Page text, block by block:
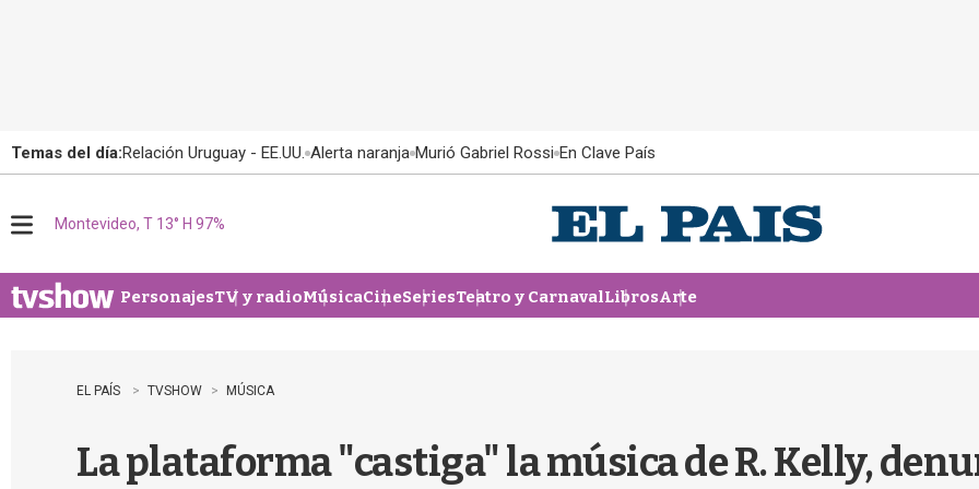
Temas del día:Relación Uruguay - EE.UU. Alerta naranja Murió Gabriel Rossi En Clave País
u
Montevideo, T 13° H 97%
PersonajesTV y radioMúsicaCineSeriesTeatro y CarnavalLibrosArte
EL PAÍS TVSHOW MÚSICA
La plataforma "castiga" la música de R. Kelly,